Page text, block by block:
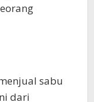
sabu
dari